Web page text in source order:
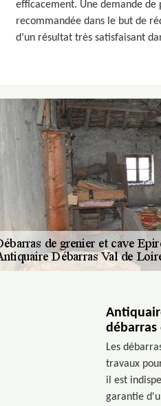
efficacement. Une demande de
recommandée dans le but de
d’un résultat très satisfaisant
débarras
Les
travaux
il est
garantie